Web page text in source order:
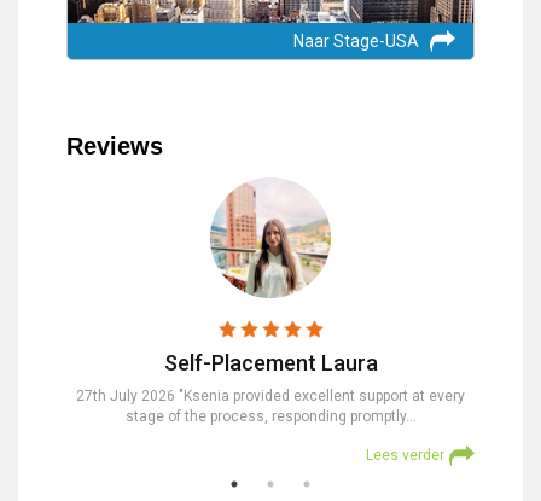
Naar Stage-USA
Reviews
Self-Placement Laura
27th July 2026 "Ksenia provided excellent support at every
stage of the process, responding promptly…
Lees verder